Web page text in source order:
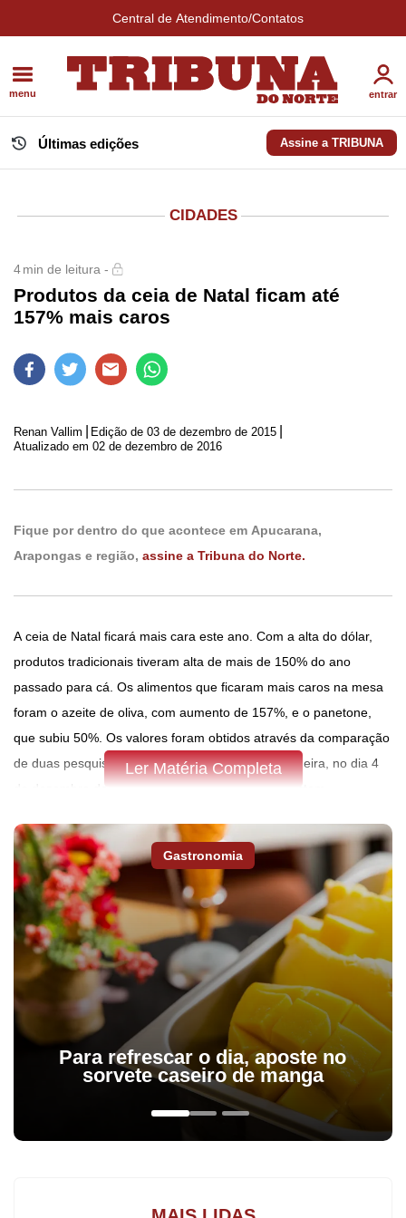
Central de Atendimento/Contatos
menu entrar
Últimas edições Assine a TRIBUNA
CIDADES
4min de leitura -
Produtos da ceia de Natal ficam até
157% mais caros
Renan Vallim Edição de 03 de dezembro de 2015
Atualizado em 02 de dezembro de 2016
Fique por dentro do que acontece em Apucarana,
Arapongas e região, assine a Tribuna do Norte.
A ceia de Natal ficará mais cara este ano. Com a alta do dólar,
produtos tradicionais tiveram alta de mais de 150% do ano
passado para cá. Os alimentos que ficaram mais caros na mesa
foram o azeite de oliva, com aumento de 157%, e o panetone,
que subiu 50%. Os valores foram obtidos através da comparação
de duas pesquisas realizadas pela Tribuna. A primeira, no dia 4
de dezembro de 2014 e a segunda na tarde de ontem.
No Natal do ano passado, o azeite de oliva da marca portuguesa
Gallo era comercializado nos principais supermercados
apucaranenses custando em média R$ 8,86. Já na pesquisa de
Ler Matéria Completa
Gastronomia
Para refrescar o dia, aposte no
sorvete caseiro de manga